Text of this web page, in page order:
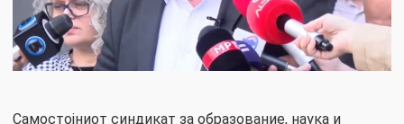
Самостојниот синдикат за образование, наука и